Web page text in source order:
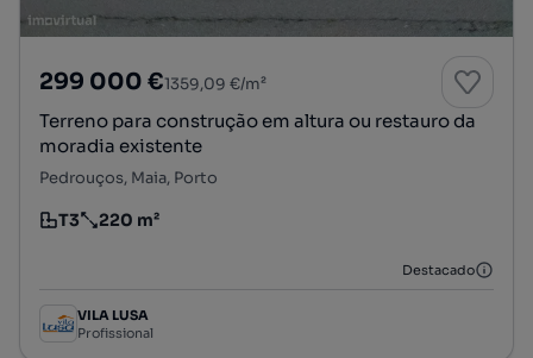
299 000 €1359,09 €/m²
Terreno para construção em altura ou restauro da
moradia existente
Pedrouços, Maia, Porto
Tipologia
T3
Preço por metro quadrado
220 m²
Destacado
VILA LUSA
Profissional